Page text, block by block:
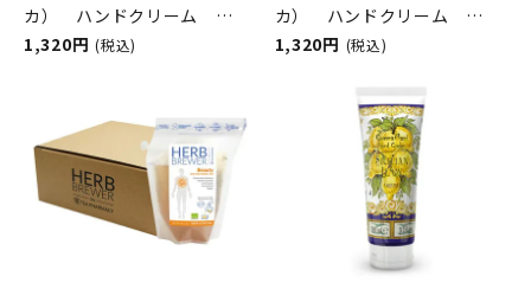
カ） ハンドクリーム
Sicilian Orange
Rudy（ルディ）
1,320円 (税込)
カ） ハンドクリーム
Mediterranean Herbs（メ
Rudy（ルディ）
1,320円 (税込)